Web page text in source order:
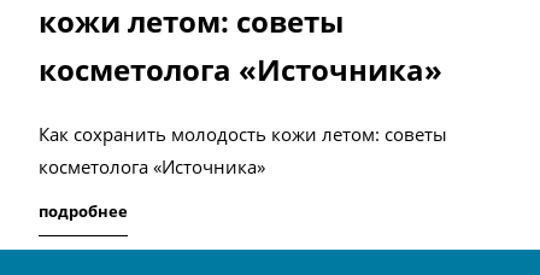
кожи летом: советы
косметолога «Источника»
Как сохранить молодость кожи летом: советы
косметолога «Источника»
подробнее